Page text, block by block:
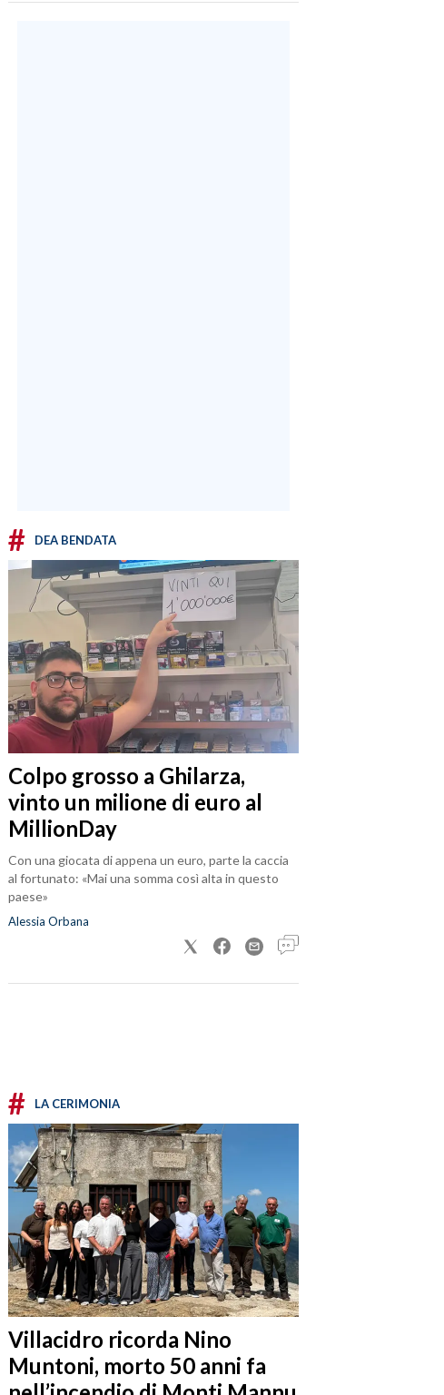
# DEA BENDATA
Colpo grosso a Ghilarza,
vinto un milione di euro al
MillionDay
Con una giocata di appena un euro, parte la caccia
al fortunato: «Mai una somma così alta in questo
paese»
Alessia Orbana
# LA CERIMONIA
Villacidro ricorda Nino
Muntoni, morto 50 anni fa